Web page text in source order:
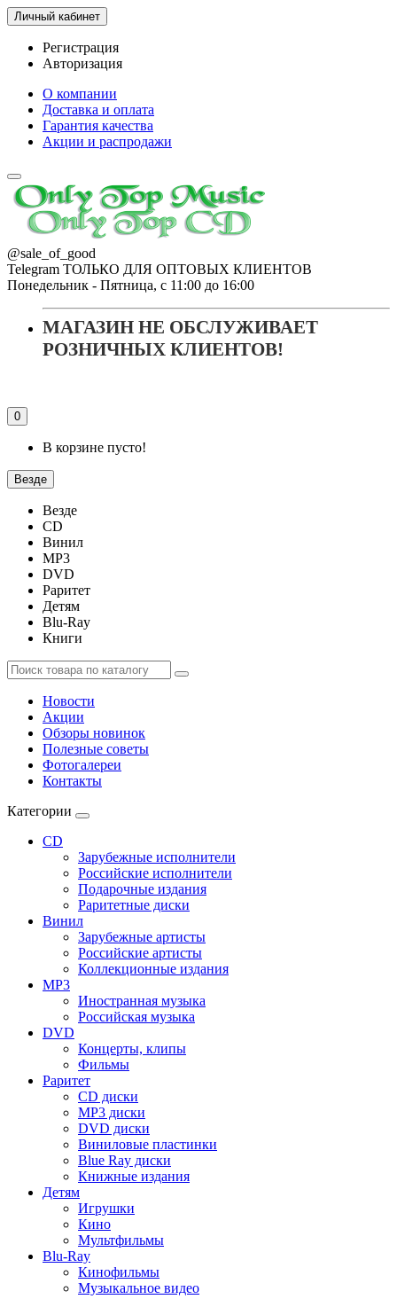
Личный кабинет
Регистрация
Авторизация
О компании
Доставка и оплата
Гарантия качества
Акции и распродажи
@sale_of_good
Telegram ТОЛЬКО ДЛЯ ОПТОВЫХ КЛИЕНТОВ
Понедельник - Пятница, с 11:00 до 16:00
МАГАЗИН НЕ ОБСЛУЖИВАЕТ
РОЗНИЧНЫХ КЛИЕНТОВ!
0
В корзине пусто!
Везде
Везде
CD
Винил
MP3
DVD
Раритет
Детям
Blu-Ray
Книги
Новости
Акции
Обзоры новинок
Полезные советы
Фотогалереи
Контакты
Категории
CD
Зарубежные исполнители
Российские исполнители
Подарочные издания
Раритетные диски
Винил
Зарубежные артисты
Российские артисты
Коллекционные издания
MP3
Иностранная музыка
Российская музыка
DVD
Концерты, клипы
Фильмы
Раритет
CD диски
MP3 диски
DVD диски
Виниловые пластинки
Blue Ray диски
Книжные издания
Детям
Игрушки
Кино
Мультфильмы
Blu-Ray
Кинофильмы
Музыкальное видео